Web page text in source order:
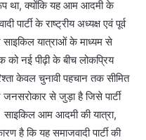
था, क्योंकि यह आम आदमी के
पार्टी के राष्ट्रीय अध्यक्ष एवं पूर्व
यात्राओं के माध्यम से
नई पीढ़ी के बीच लोकप्रिय
केवल चुनावी पहचान तक सीमित
जनसरोकार से जुड़ा है जिसे पार्टी
साइकिल आम आदमी की यात्रा,
है कि यह समाजवादी पार्टी की